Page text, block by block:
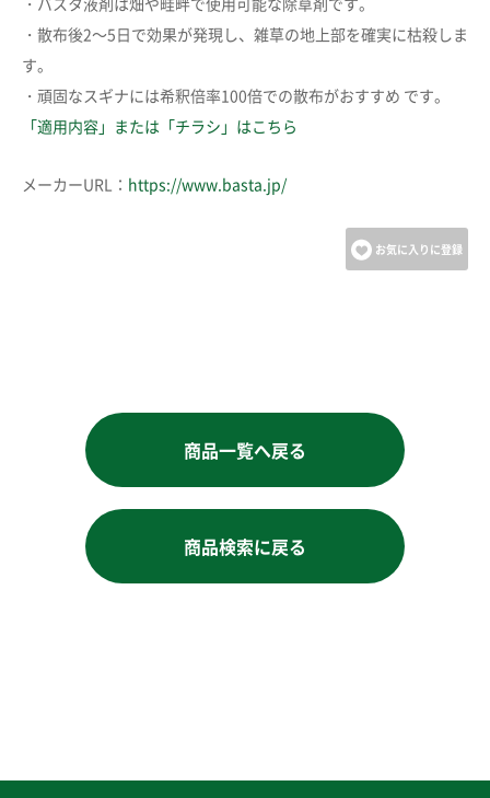
・散布後2～5日で効果が発現し、雑草の地上部を確実に枯殺しま
す。
・頑固なスギナには希釈倍率100倍での散布がおすすめ です。
「適用内容」または「チラシ」はこちら
メーカーURL： https://www.basta.jp/
お気に入りに登録
商品一覧へ戻る
商品検索に戻る